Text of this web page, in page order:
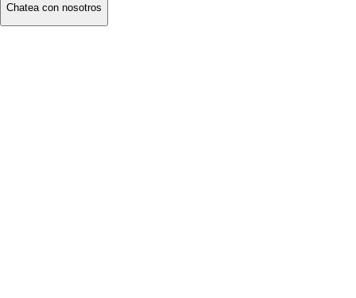
Chatea con nosotros